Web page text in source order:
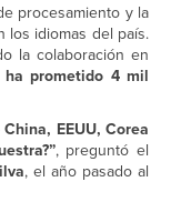
procesamiento y la
los idiomas del país.
la colaboración en
ha prometido 4 mil
EEUU, Corea
, preguntó el
, el año pasado al